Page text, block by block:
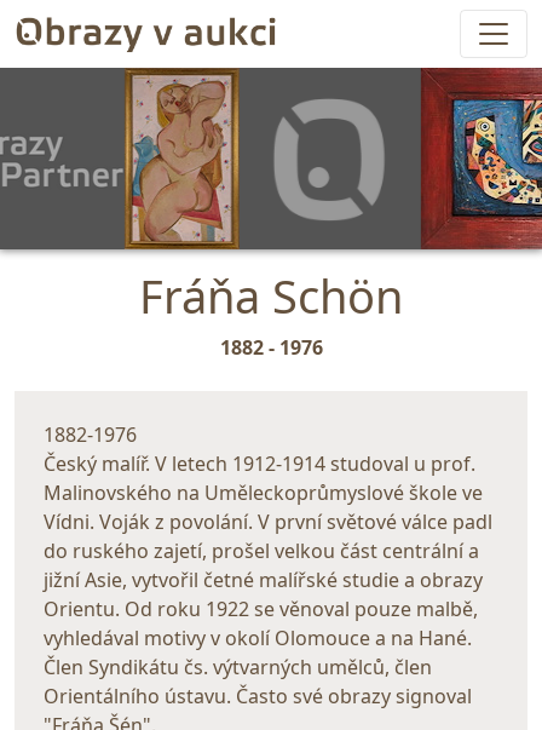
Fráňa Schön
1882 - 1976
1882-1976
Český malíř. V letech 1912-1914 studoval u prof.
Malinovského na Uměleckoprůmyslové škole ve
Vídni. Voják z povolání. V první světové válce padl
do ruského zajetí, prošel velkou část centrální a
jižní Asie, vytvořil četné malířské studie a obrazy
Orientu. Od roku 1922 se věnoval pouze malbě,
vyhledával motivy v okolí Olomouce a na Hané.
Člen Syndikátu čs. výtvarných umělců, člen
Orientálního ústavu. Často své obrazy signoval